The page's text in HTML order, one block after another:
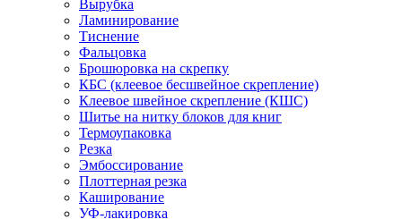
Вырубка
Ламинирование
Тиснение
Фальцовка
Брошюровка на скрепку
КБС (клеевое бесшвейное скрепление)
Клеевое швейное скрепление (КШС)
Шитье на нитку блоков для книг
Термоупаковка
Резка
Эмбоссирование
Плоттерная резка
Каширование
УФ-лакировка